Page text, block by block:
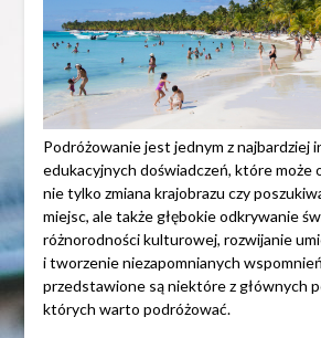
Podróżowanie jest jednym z najbardziej
edukacyjnych doświadczeń, które może
nie tylko zmiana krajobrazu czy
miejsc, ale także głębokie odkrywanie
różnorodności kulturowej, rozwijanie
i tworzenie niezapomnianych
przedstawione są niektóre z głównych
których warto podróżować.